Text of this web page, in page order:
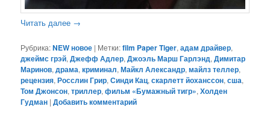
Читать далее →
Рубрика:NEW новое | Метки:film Paper Tiger,адам драйвер,
джеймс грэй,Джефф Адлер,Джоэль Марш Гарлэнд,Димитар
Маринов,драма,криминал,Майкл Александр,майлз теллер,
рецензия,Росслин Грир,Синди Кац,скарлетт йоханссон,сша,
Том Джонсон,триллер,фильм «Бумажный тигр»,Холден
Гудман |Добавить комментарий